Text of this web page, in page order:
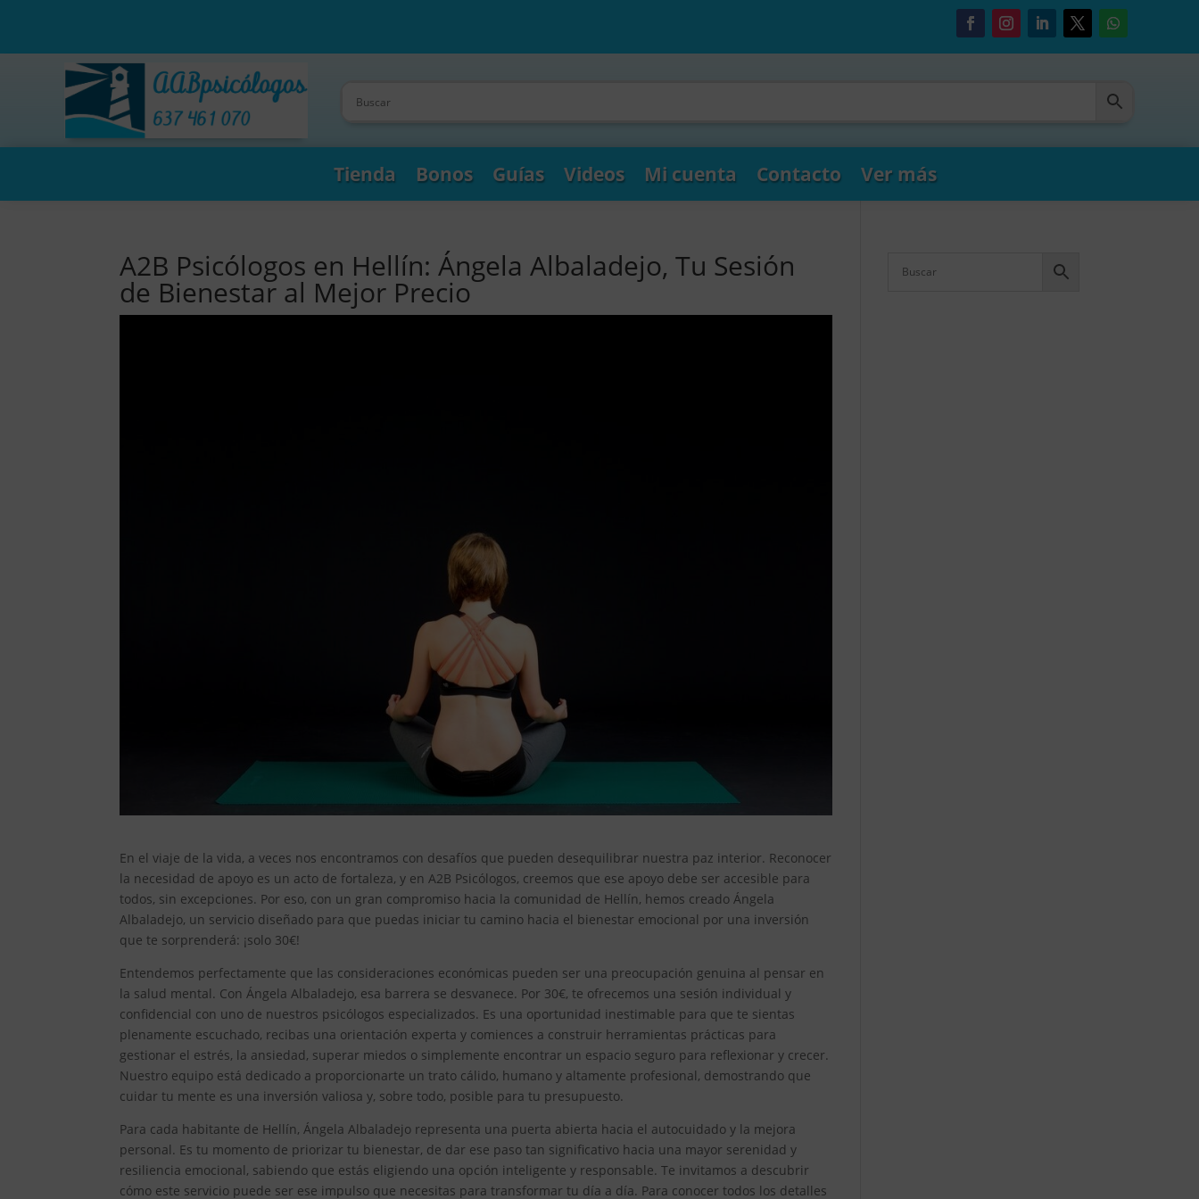
Tienda Bonos Guías Videos Mi cuenta Contacto Ver más
A2B Psicólogos en Hellín: Ángela Albaladejo, Tu Sesión
de Bienestar al Mejor Precio
En el viaje de la vida, a veces nos encontramos con desafíos que pueden desequilibrar nuestra paz interior. Reconocer
la necesidad de apoyo es un acto de fortaleza, y en A2B Psicólogos, creemos que ese apoyo debe ser accesible para
todos, sin excepciones. Por eso, con un gran compromiso hacia la comunidad de Hellín, hemos creado Ángela
Albaladejo, un servicio diseñado para que puedas iniciar tu camino hacia el bienestar emocional por una inversión
que te sorprenderá: ¡solo 30€!
Entendemos perfectamente que las consideraciones económicas pueden ser una preocupación genuina al pensar en
la salud mental. Con Ángela Albaladejo, esa barrera se desvanece. Por 30€, te ofrecemos una sesión individual y
confidencial con uno de nuestros psicólogos especializados. Es una oportunidad inestimable para que te sientas
plenamente escuchado, recibas una orientación experta y comiences a construir herramientas prácticas para
gestionar el estrés, la ansiedad, superar miedos o simplemente encontrar un espacio seguro para reflexionar y crecer.
Nuestro equipo está dedicado a proporcionarte un trato cálido, humano y altamente profesional, demostrando que
cuidar tu mente es una inversión valiosa y, sobre todo, posible para tu presupuesto.
Para cada habitante de Hellín, Ángela Albaladejo representa una puerta abierta hacia el autocuidado y la mejora
personal. Es tu momento de priorizar tu bienestar, de dar ese paso tan significativo hacia una mayor serenidad y
resiliencia emocional, sabiendo que estás eligiendo una opción inteligente y responsable. Te invitamos a descubrir
cómo este servicio puede ser ese impulso que necesitas para transformar tu día a día. Para conocer todos los detalles